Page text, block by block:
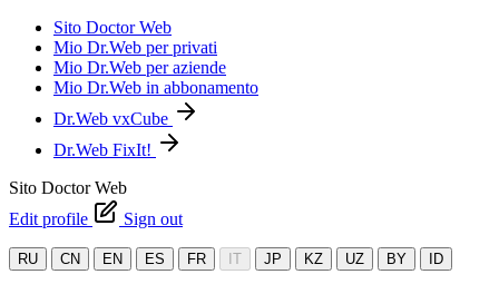
Sito Doctor Web
Mio Dr.Web per privati
Mio Dr.Web per aziende
Mio Dr.Web in abbonamento
Dr.Web vxCube
Dr.Web FixIt!
Sito Doctor Web
Edit profile
Sign out
RU CN EN ES FR IT JP KZ UZ BY ID